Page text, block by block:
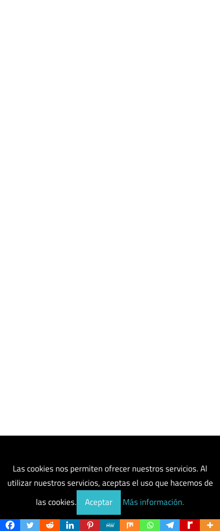
El precio de XRP podría alcanzar los $ 26 si los
mes
Las cookies nos permiten ofrecer nuestros servicios. Al
utilizar nuestros servicios, aceptas el uso que hacemos de
las cookies.
Aceptar Más información.